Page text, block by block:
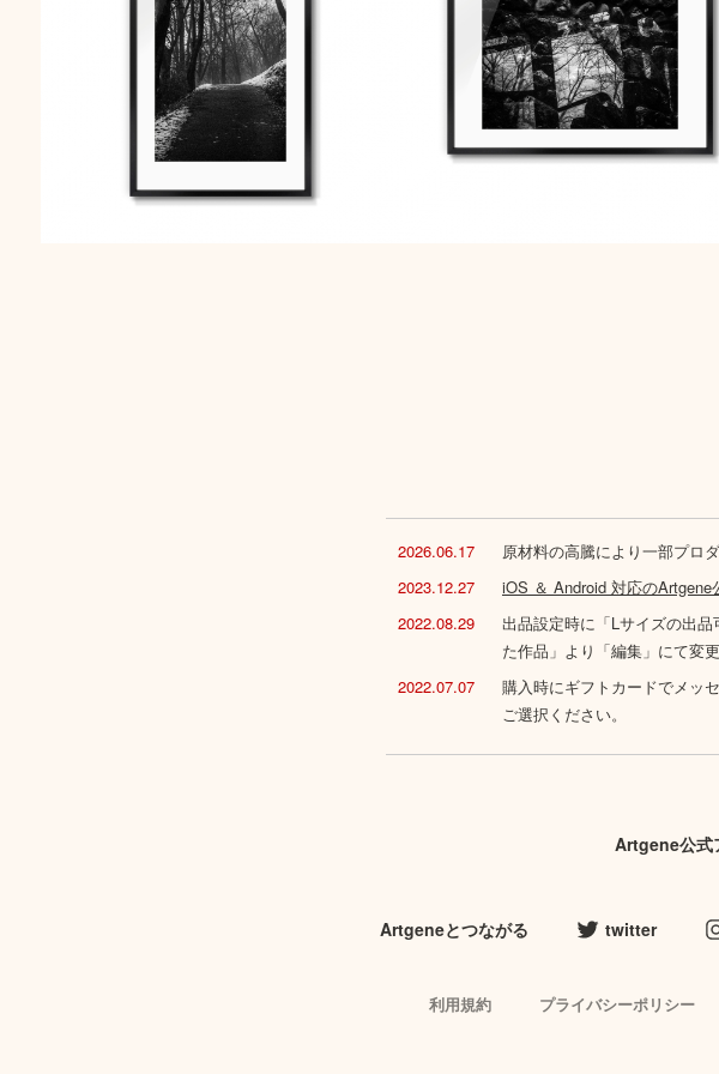
2026.06.17 原材料の高騰により一部プロ
2023.12.27
iOS ＆ Android 対応のArtgene
2022.08.29
出品設定時に「Lサイズの出
た作品」より「編集」にて変更
2022.07.07
購入時にギフトカードでメッ
ご選択ください。
Artgene公式
Artgeneとつながる twitter
利用規約 プライバシーポリシー